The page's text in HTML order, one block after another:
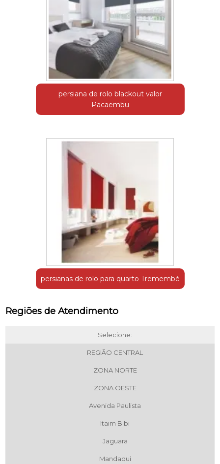
persiana de rolo blackout valor
Pacaembu
persianas de rolo para quarto Tremembé
Regiões de Atendimento
Selecione:
REGIÃO CENTRAL
ZONA NORTE
ZONA OESTE
Avenida Paulista
Itaim Bibi
Jaguara
Mandaqui